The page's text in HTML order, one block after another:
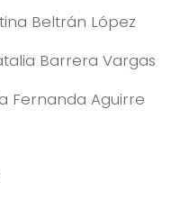
Beltrán López
Barrera Vargas
Fernanda Aguirre